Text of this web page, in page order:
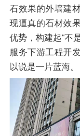
石效果的外墙建
现逼真的石材效
优势，构建起“不
服务下游工程开
以说是一片蓝海。